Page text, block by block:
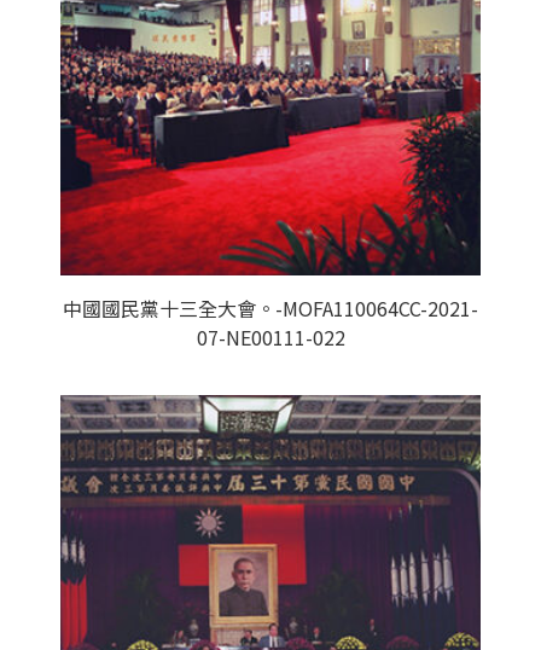
中國國民黨十三全大會。-MOFA110064CC-2021-
07-NE00111-022